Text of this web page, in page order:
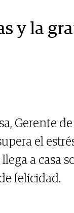
y la
Gerente
el
a casa
felicidad.